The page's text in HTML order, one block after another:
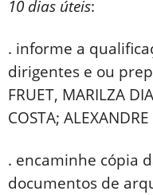
10 dias úteis:
. informe a
dirigentes e ou
FRUET, MARILZA
COSTA;
. encaminhe cópia
documentos de